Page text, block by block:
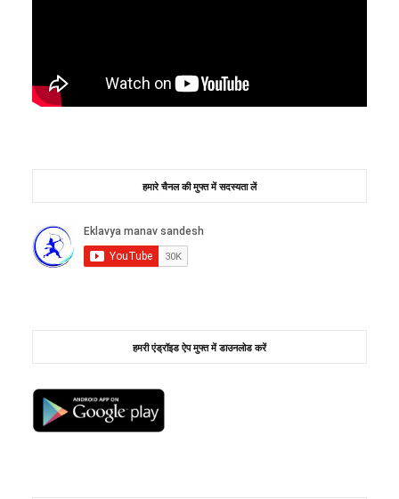
हमारे चैनल की मुफ्त में सदस्यता लें
हमरी एंड्रॉइड ऐप मुफ्त में डाउनलोड करें